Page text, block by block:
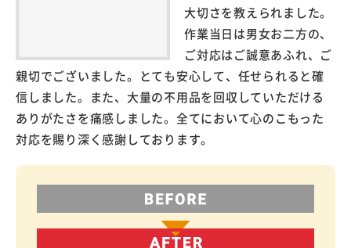
大切さを教えられました。
作業当日は男女お二方の、
ご対応はご誠意あふれ、ご
親切でございました。とても安心して、任せられると確
信しました。また、大量の不用品を回収していただける
ありがたさを痛感しました。全てにおいて心のこもった
対応を賜り深く感謝しております。